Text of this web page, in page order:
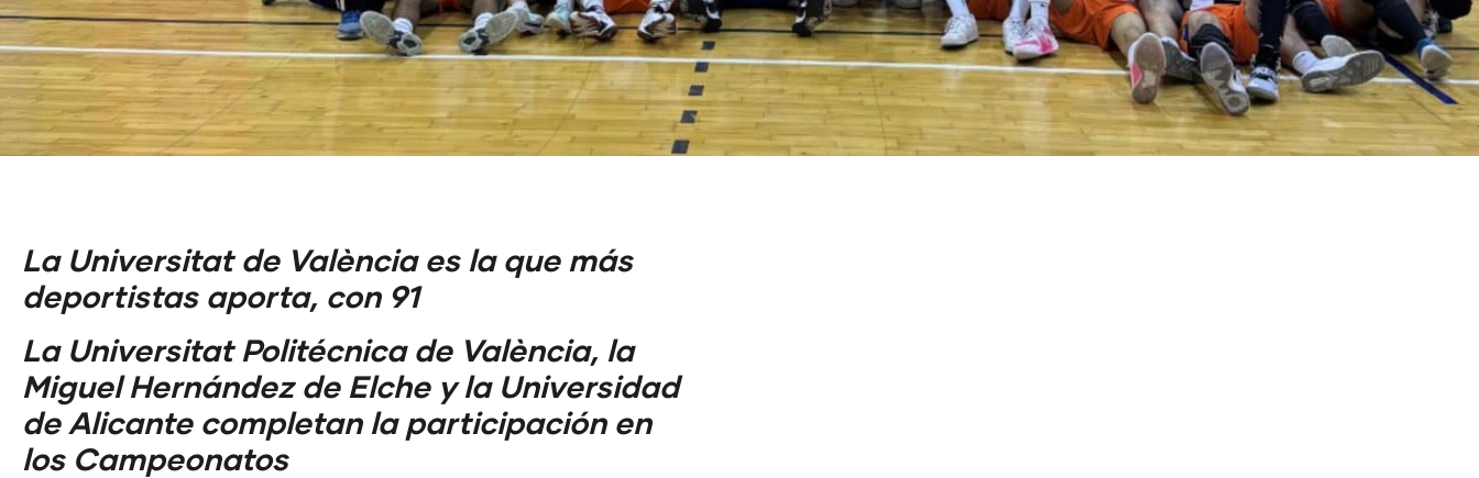
La Universitat de València es la que más
deportistas aporta, con 91
La Universitat Politécnica de València, la
Miguel Hernández de Elche y la Universidad
de Alicante completan la participación en
los Campeonatos